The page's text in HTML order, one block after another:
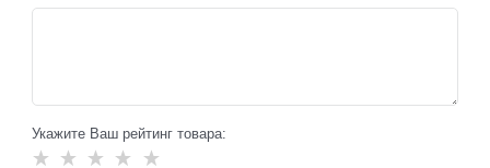
Укажите Ваш рейтинг товара: